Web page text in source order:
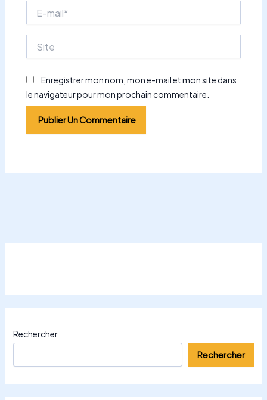
mail*
Enregistrer mon nom, mon e-mail et mon site dans
le navigateur pour mon prochain commentaire.
Rechercher
Rechercher